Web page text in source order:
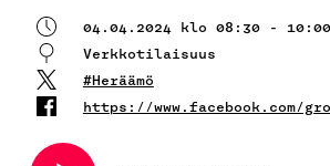
04.04.2024 klo 08:30 - 10:00
Verkkotilaisuus
#Heräämö
https://www.facebook.com/